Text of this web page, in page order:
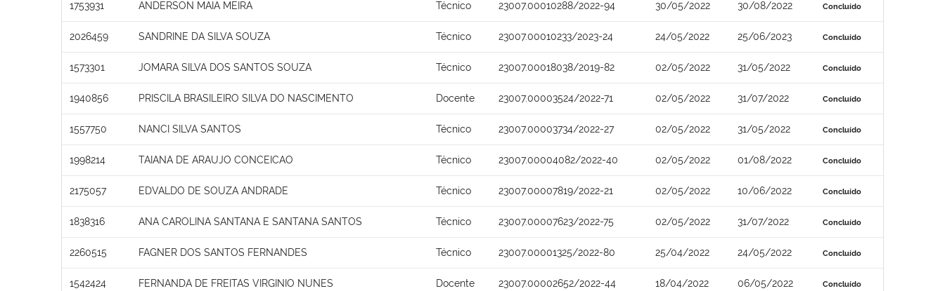
1753931 ANDERSON MAIA MEIRA Técnico 23007.00010288/2022-94 30/05/2022 30/08/2022 Concluído
2026459 SANDRINE DA SILVA SOUZA Técnico 23007.00010233/2023-24 24/05/2022 25/06/2023 Concluído
1573301 JOMARA SILVA DOS SANTOS SOUZA Técnico 23007.00018038/2019-82 02/05/2022 31/05/2022 Concluído
1940856 PRISCILA BRASILEIRO SILVA DO NASCIMENTO Docente 23007.00003524/2022-71 02/05/2022 31/07/2022 Concluído
1557750 NANCI SILVA SANTOS Técnico 23007.00003734/2022-27 02/05/2022 31/05/2022 Concluído
1998214 TAIANA DE ARAUJO CONCEICAO Técnico 23007.00004082/2022-40 02/05/2022 01/08/2022 Concluído
2175057 EDVALDO DE SOUZA ANDRADE Técnico 23007.00007819/2022-21 02/05/2022 10/06/2022 Concluído
1838316 ANA CAROLINA SANTANA E SANTANA SANTOS Técnico 23007.00007623/2022-75 02/05/2022 31/07/2022 Concluído
2260515 FAGNER DOS SANTOS FERNANDES Técnico 23007.00001325/2022-80 25/04/2022 24/05/2022 Concluído
1542424 FERNANDA DE FREITAS VIRGINIO NUNES Docente 23007.00002652/2022-44 18/04/2022 06/05/2022 Concluído